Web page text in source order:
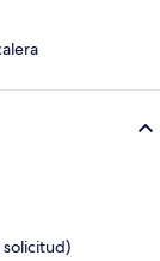
solicitud)